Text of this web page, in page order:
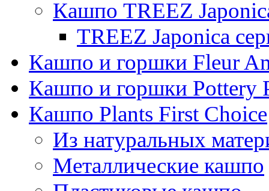
Кашпо TREEZ
TREEZ Japonica
Кашпо и горшки Fleur
Кашпо и горшки Pottery
Кашпо Plants First Choice
Из натуральных
Металлические кашпо